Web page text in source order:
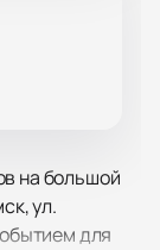
на большой
ул.
для